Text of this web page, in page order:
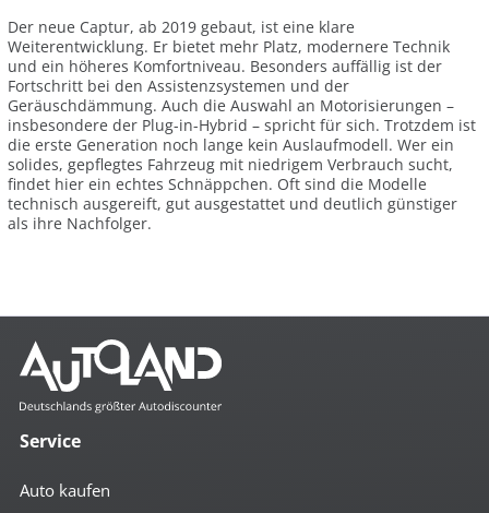
Der neue Captur, ab 2019 gebaut, ist eine klare
Weiterentwicklung. Er bietet mehr Platz, modernere Technik
und ein höheres Komfortniveau. Besonders auffällig ist der
Fortschritt bei den Assistenzsystemen und der
Geräuschdämmung. Auch die Auswahl an Motorisierungen –
insbesondere der Plug-in-Hybrid – spricht für sich. Trotzdem ist
die erste Generation noch lange kein Auslaufmodell. Wer ein
solides, gepflegtes Fahrzeug mit niedrigem Verbrauch sucht,
findet hier ein echtes Schnäppchen. Oft sind die Modelle
technisch ausgereift, gut ausgestattet und deutlich günstiger
als ihre Nachfolger.
Service
Auto kaufen